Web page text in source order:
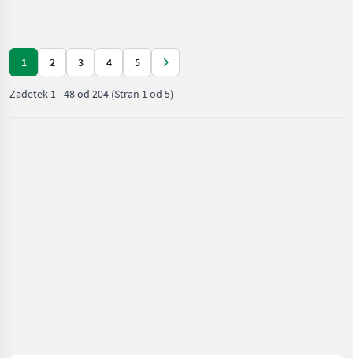
za
Mammut
1 2 3 4 5
Zadetek 1-48od 204 (Stran 1 od 5)